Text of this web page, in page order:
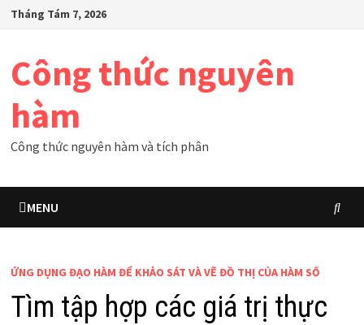
SkipTháng Tám 7, 2026
Công thức nguyên
hàm
Công thức nguyên hàm và tích phân
MENU
ỨNG DỤNG ĐẠO HÀM ĐỂ KHẢO SÁT VÀ VẼ ĐỒ THỊ CỦA HÀM SỐ
Tìm tập hợp các giá trị thực